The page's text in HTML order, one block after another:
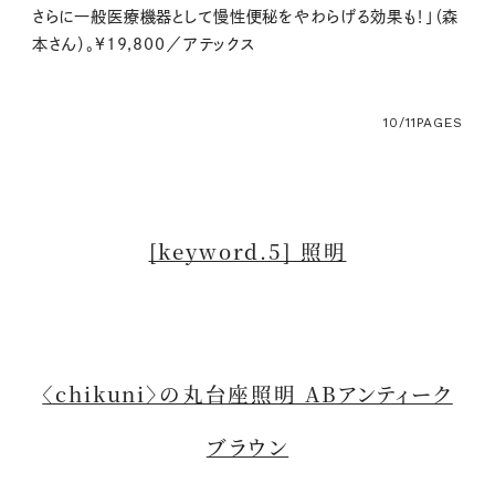
さらに一般医療機器として慢性便秘をやわらげる効果も！」（森
本さん）。¥19,800／アテックス
10/11 PAGES
[keyword.5] 照明
〈chikuni〉の丸台座照明 ABアンティーク
ブラウン